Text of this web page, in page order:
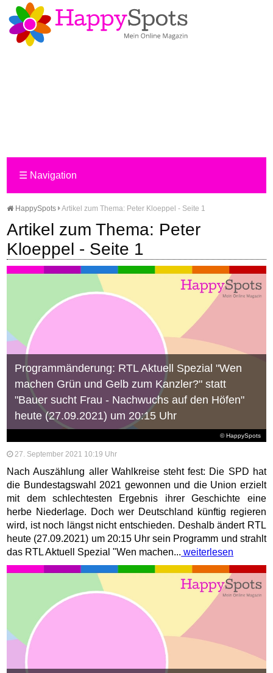
☰ Navigation
HappySpots Artikel zum Thema: Peter Kloeppel - Seite 1
Artikel zum Thema: Peter
Kloeppel - Seite 1
© HappySpots
Programmänderung: RTL Aktuell Spezial "Wen
machen Grün und Gelb zum Kanzler?" statt
"Bauer sucht Frau - Nachwuchs auf den Höfen"
heute (27.09.2021) um 20:15 Uhr
27. September 2021 10:19 Uhr
Nach Auszählung aller Wahlkreise steht fest: Die SPD hat
die Bundestagswahl 2021 gewonnen und die Union erzielt
mit dem schlechtesten Ergebnis ihrer Geschichte eine
herbe Niederlage. Doch wer Deutschland künftig regieren
wird, ist noch längst nicht entschieden. Deshalb ändert RTL
heute (27.09.2021) um 20:15 Uhr sein Programm und strahlt
das RTL Aktuell Spezial "Wen machen... weiterlesen